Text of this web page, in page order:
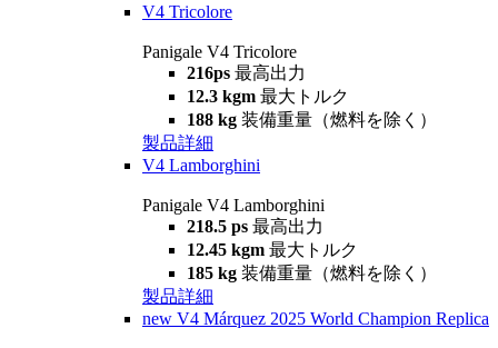
V4 Tricolore
Panigale V4 Tricolore
216ps 最高出力
12.3 kgm 最大トルク
188 kg 装備重量（燃料を除く）
製品詳細
V4 Lamborghini
Panigale V4 Lamborghini
218.5 ps 最高出力
12.45 kgm 最大トルク
185 kg 装備重量（燃料を除く）
製品詳細
new V4 Márquez 2025 World Champion Replica